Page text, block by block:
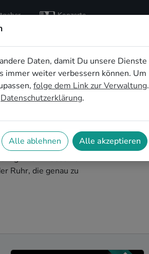
Konzerte
der
einem
Hier findest Du
Ruhr, die genau zu
Daten, damit Du unsere Dienste
immer weiter verbessern können. Um
folge dem Link zur Verwaltung.
Datenschutzerklärung.
Alle ablehnen Alle akzeptieren